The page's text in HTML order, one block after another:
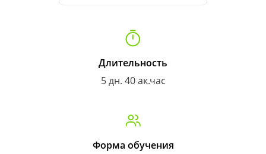
Длительность
5 дн. 40 ак.час
Форма обучения